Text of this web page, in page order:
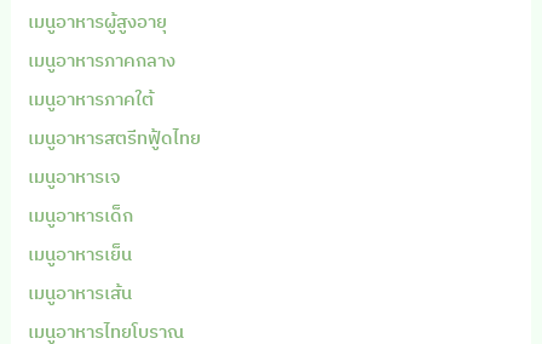
เมนูอาหารผู้สูงอายุ
เมนูอาหารภาคกลาง
เมนูอาหารภาคใต้
เมนูอาหารสตรีทฟู้ดไทย
เมนูอาหารเจ
เมนูอาหารเด็ก
เมนูอาหารเย็น
เมนูอาหารเส้น
เมนูอาหารไทยโบราณ